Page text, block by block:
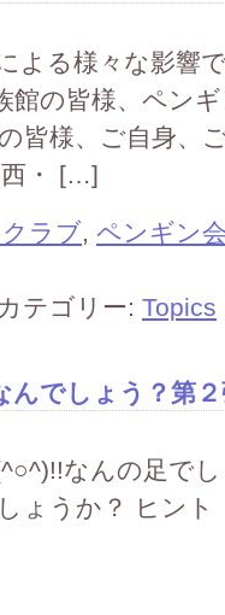
よる様々な影響
館の皆様、ペン
皆様、ご自身、
西・ […]
ラブ, ペンギン
カテゴリー: Topics
んでしょう？第
なんの足で
ょうか？ ヒン